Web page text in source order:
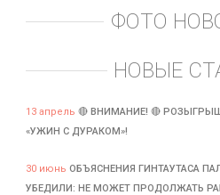
ФОТО
НОВЫЕ
13 апрель 🔴 ВНИМАНИЕ! 🔴
«УЖИН С ДУРАКОМ»!
30 июнь ОБЪЯСНЕНИЯ ГИНТАУТАСА
УБЕДИЛИ: НЕ МОЖЕТ ПРОДОЛЖАТЬ